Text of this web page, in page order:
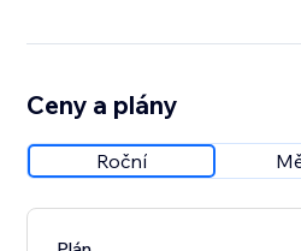
Ceny a plány
Roční